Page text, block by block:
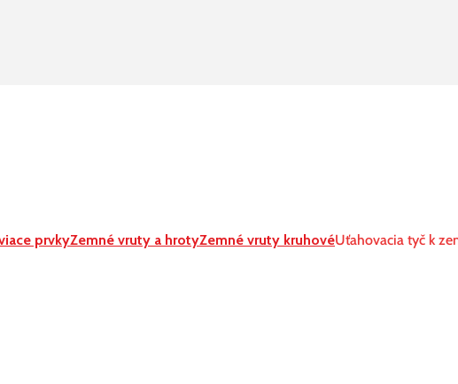
prvkyZemné vruty a hrotyZemné vruty kruhovéUťahovacia tyč k